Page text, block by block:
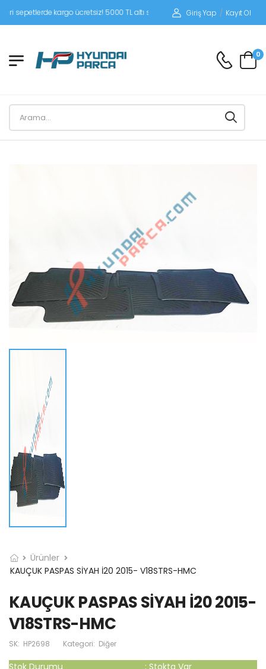
kargo ücretsiz! 5000 TL altı siparişlerinizde siparişleriniz alıcı
Giriş Yap / Kayıt Ol
0
Ürünler
KAUÇUK PASPAS SİYAH İ20 2015- V18STRS-HMC
KAUÇUK PASPAS SİYAH İ20 2015-
V18STRS-HMC
SK: HP2698 Kategori: Diğer
Stok Durumu : Stokta Var